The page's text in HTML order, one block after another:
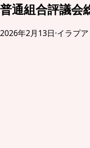
普通組合評議会
2026年2月13日·イラプア